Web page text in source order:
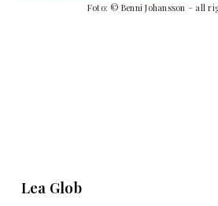
Foto: © Benni Johansson – all
Lea Glob